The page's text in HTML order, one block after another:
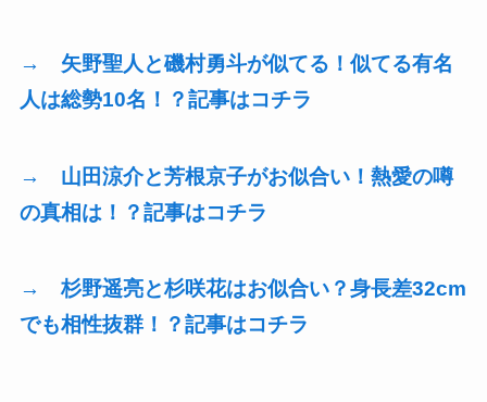
→ 矢野聖人と磯村勇斗が似てる！似てる有名
人は総勢10名！？記事はコチラ
→ 山田涼介と芳根京子がお似合い！熱愛の噂
の真相は！？記事はコチラ
→ 杉野遥亮と杉咲花はお似合い？身長差32cm
でも相性抜群！？記事はコチラ